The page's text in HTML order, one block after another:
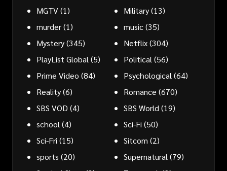
MGTV(1) Military(13)
murder(1) music(35)
Mystery(345) Netflix(304)
PlayList Global (5) Political (56)
Prime Video (84) Psychological (64)
Reality(6) Romance (670)
SBS VOD (4) SBS World (19)
school (4) Sci-Fi (50)
Sci-Fri (15) Sitcom (2)
sports (20) Supernatural (79)